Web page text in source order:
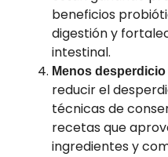
beneficios
digestión y
intestinal.
Menos
reducir el
técnicas de
recetas que
ingredientes y